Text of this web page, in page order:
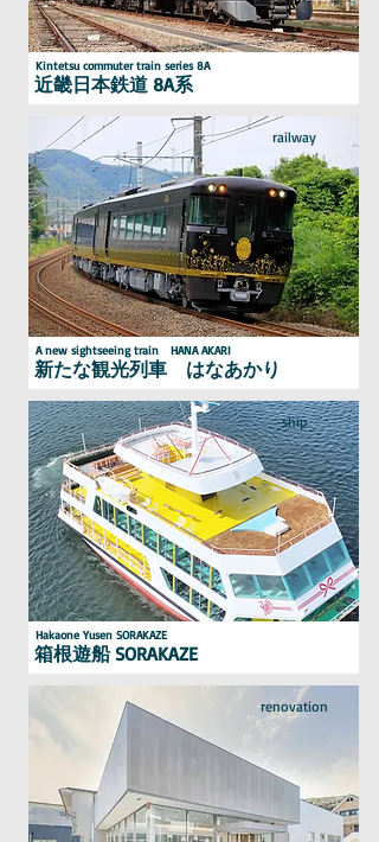
Kintetsu commuter train series 8A
近畿日本鉄道 8A系
railway
A new sightseeing train HANA AKARI
新たな観光列車 はなあかり
ship
Hakaone Yusen SORAKAZE
箱根遊船 SORAKAZE
renovation